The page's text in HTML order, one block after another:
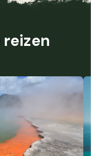
reizen